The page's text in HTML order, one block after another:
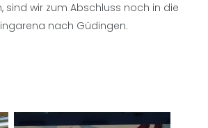
sind wir zum Abschluss noch in die
nach Güdingen.